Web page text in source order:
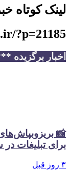
لینک کوتاه
?p=21185
اخبار برگزیده
برای تبلیغات
۳ روز قبل